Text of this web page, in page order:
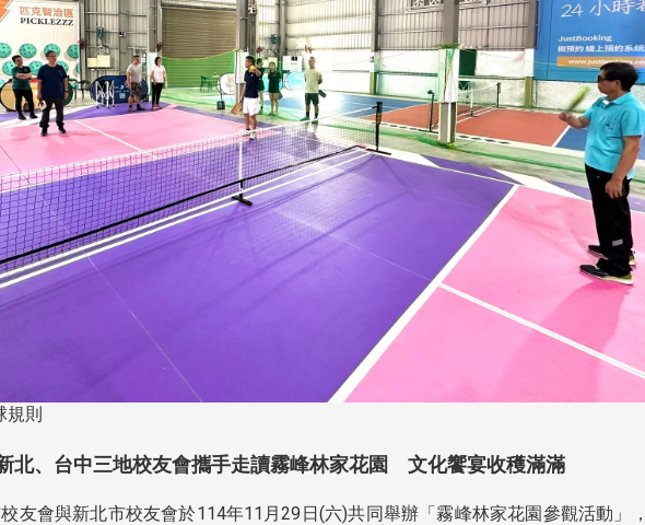
規則
北、台中三地校友會攜手走讀霧峰林家花園 文化饗宴收穫滿滿
友會與新北市校友會於114年11月29日(六)共同舉辦「霧峰林家花園參觀活動」